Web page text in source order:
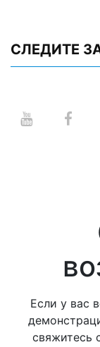
СЛЕДИТЕ
Если у вас
свяжитесь